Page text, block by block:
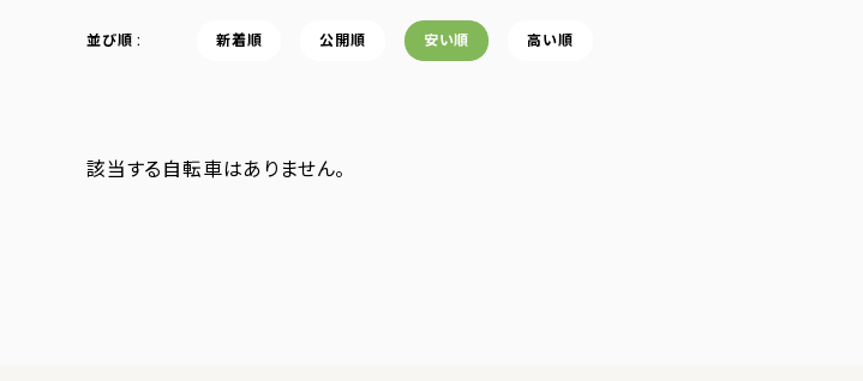
並び順 新着順 公開順 安い順 高い順
該当する自転車はありません。